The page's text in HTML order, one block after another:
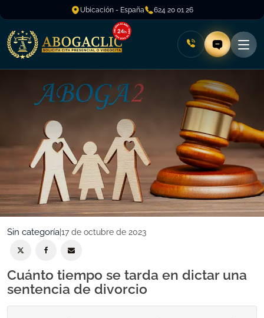
Ubicación - España 624 20 01 26
Sin categoría17 de octubre de 2023
Cuánto tiempo se tarda en dictar una
sentencia de divorcio